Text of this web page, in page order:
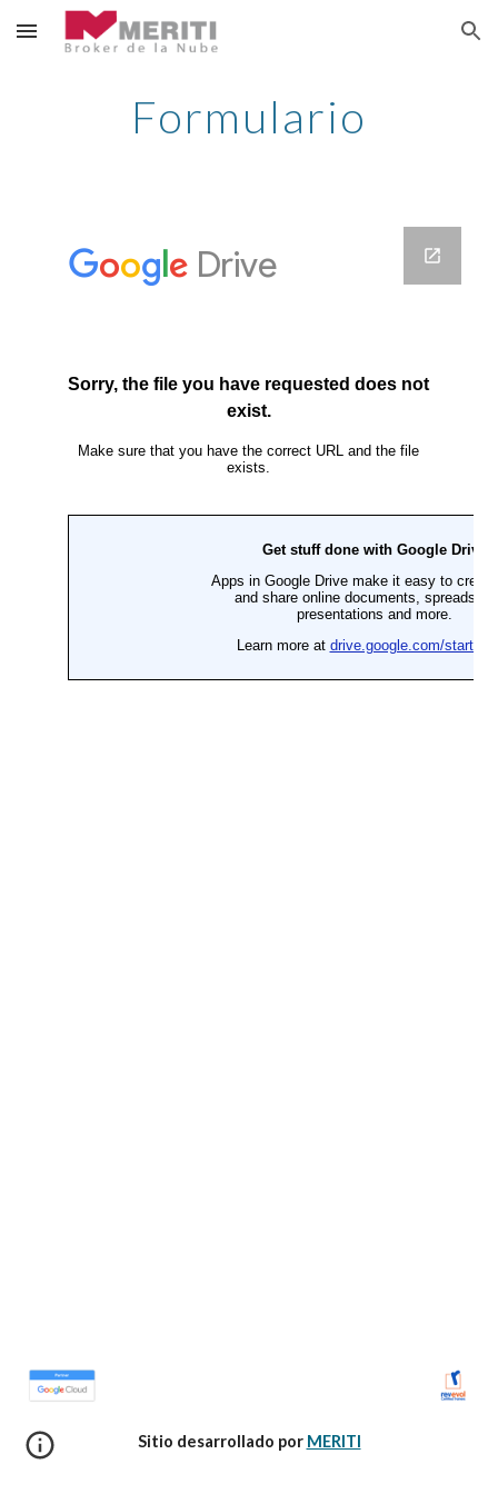
Skip to main content Skip to navigation
Formulario
Sitio desarrollado por MERITI